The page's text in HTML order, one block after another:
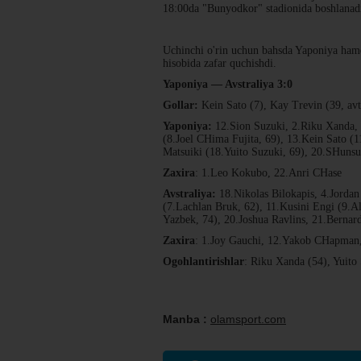
18:00da "Bunyodkor" stadionida
Uchinchi o'rin uchun bahsda Yaponiya
hisobida zafar quchishdi.
Yaponiya — Avstraliya 3:0
Gollar:
Kein Sato (7), Kay Trevin (39,
Yaponiya:
12.Sion Suzuki, 2.Riku
(8.Joel CHima Fujita, 69), 13.Kein Sato
Matsuiki (18.Yuito Suzuki, 69),
Zaxira: 1.Leo Kokubo, 22.Anri CHase
Avstraliya:
18.Nikolas Bilokapis,
(7.Lachlan Bruk, 62), 11.Kusini Engi
Yazbek, 74), 20.Joshua Ravlins,
Zaxira: 1.Joy Gauchi, 12.Yakob
Ogohlantirishlar: Riku Xanda (54), Yuito
Manba : olamsport.com